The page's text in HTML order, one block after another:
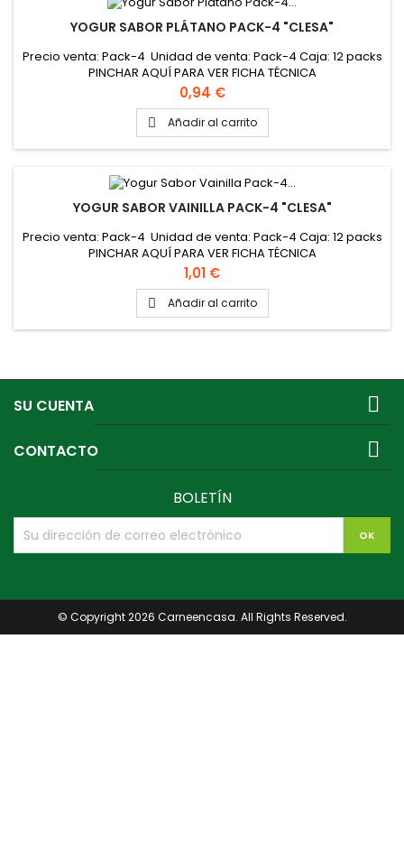
YOGUR SABOR PLÁTANO PACK-4 "CLESA"
Precio venta: Pack-4 Unidad de venta: Pack-4 Caja: 12 packs
PINCHAR AQUÍ PARA VER FICHA TÉCNICA
Precio
0,94 €
 Añadir al carrito
YOGUR SABOR VAINILLA PACK-4 "CLESA"
Precio venta: Pack-4 Unidad de venta: Pack-4 Caja: 12 packs
PINCHAR AQUÍ PARA VER FICHA TÉCNICA
Precio
1,01 €
 Añadir al carrito
SU CUENTA 
CONTACTO 
BOLETÍN
© Copyright 2026 Carneencasa. All Rights Reserved.